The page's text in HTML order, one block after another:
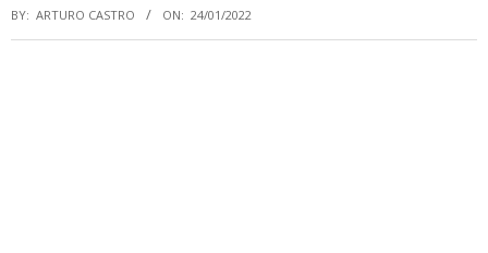
BY: ARTURO CASTRO ON: 24/01/2022